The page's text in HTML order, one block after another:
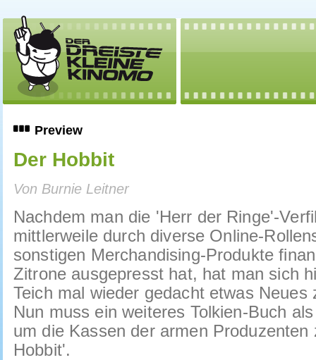
Preview
Der Hobbit
Von Burnie Leitner
Nachdem man die 'Herr der Ringe'-
mittlerweile durch diverse Online-
sonstigen Merchandising-Produkte
Zitrone ausgepresst hat, hat man sich
Teich mal wieder gedacht etwas Neues
Nun muss ein weiteres Tolkien-Buch
um die Kassen der armen Produzenten
Hobbit'.